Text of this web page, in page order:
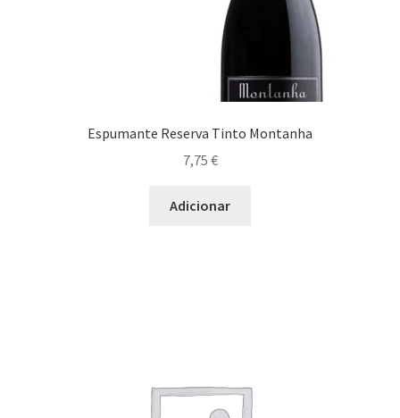
Espumante Reserva Tinto Montanha
7,75 €
Adicionar